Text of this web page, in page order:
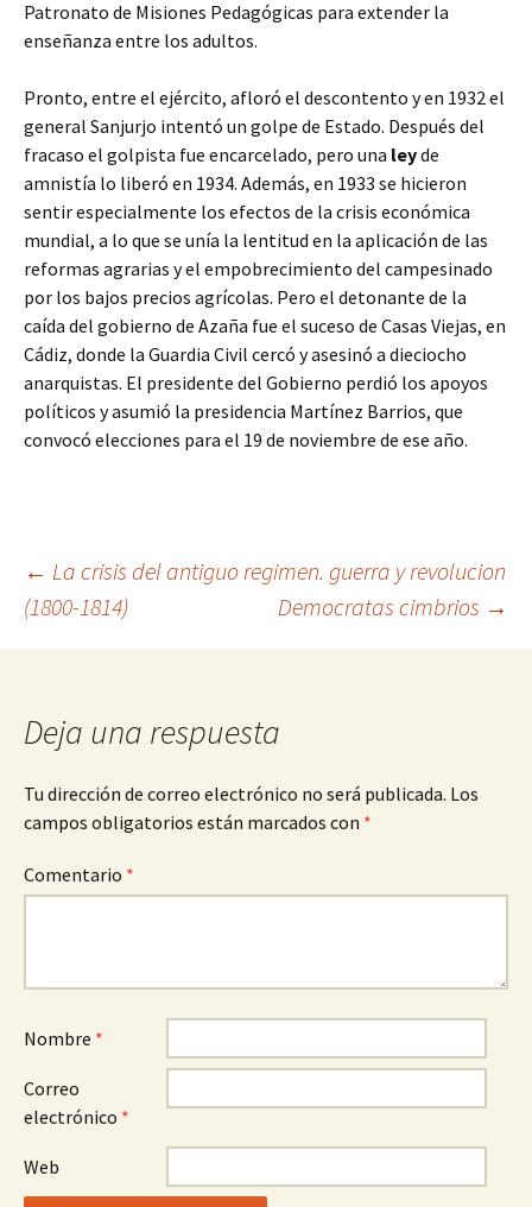
Patronato de Misiones Pedagógicas para extender la
enseñanza entre los adultos.
Pronto, entre el ejército, afloró el descontento y en 1932 el
general Sanjurjo intentó un golpe de Estado. Después del
fracaso el golpista fue encarcelado, pero una leyde
amnistía lo liberó en 1934. Además, en 1933 se hicieron
sentir especialmente los efectos de la crisis económica
mundial, a lo que se unía la lentitud en la aplicación de las
reformas agrarias y el empobrecimiento del campesinado
por los bajos precios agrícolas. Pero el detonante de la
caída del gobierno de Azaña fue el suceso de Casas Viejas, en
Cádiz, donde la Guardia Civil cercó y asesinó a dieciocho
anarquistas. El presidente del Gobierno perdió los apoyos
políticos y asumió la presidencia Martínez Barrios, que
convocó elecciones para el 19 de noviembre de ese año.
Navegación
de
entradas
← La crisis del antiguo regimen. guerra y revolucion
(1800-1814)
Democratas cimbrios →
Deja una respuesta
Tu dirección de correo electrónico no será publicada. Los
campos obligatorios están marcados con *
Comentario *
Nombre *
Correo
electrónico *
Web